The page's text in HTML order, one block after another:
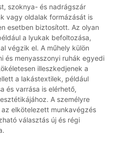
szoknya- és nadrágszár
vagy oldalak formázását is
esetben biztosított. Az olyan
a lyukak befoltozása,
végzik el. A műhely külön
és menyasszonyi ruhák egyedi
illeszkedjenek a
a lakástextilek, például
és varrása is elérhető,
A személyre
elkötelezett munkavégzés
választás új és régi